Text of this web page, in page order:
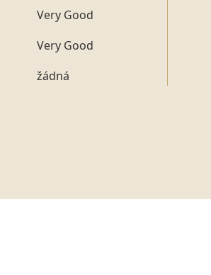
Very Good
Very Good
žádná